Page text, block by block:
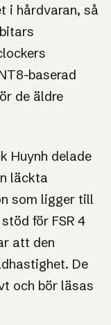
i hårdvaran, så
baserad
de äldre
Huynh delade
läckta
som ligger till
för FSR 4
att den
De
och bör läsas